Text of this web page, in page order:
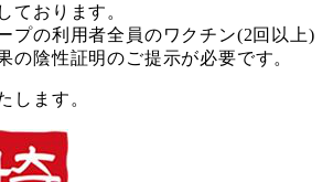
おります。
プの利用者全員のワクチン(2回以上)
の陰性証明のご提示が必要です。
します。